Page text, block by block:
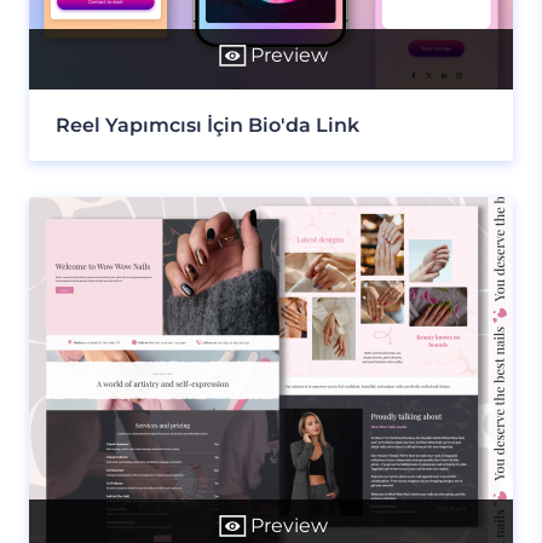
Preview
Reel Yapımcısı İçin Bio'da Link
Preview